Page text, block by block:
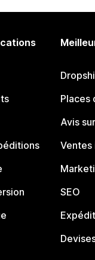
Places
Avis
SEO